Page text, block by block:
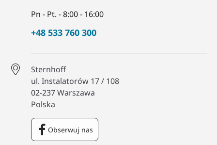
Pn - Pt. - 8:00 - 16:00
+48 533 760 300
Sternhoff
ul. Instalatorów 17 / 108
02-237 Warszawa
Polska
Obserwuj nas
Facebook